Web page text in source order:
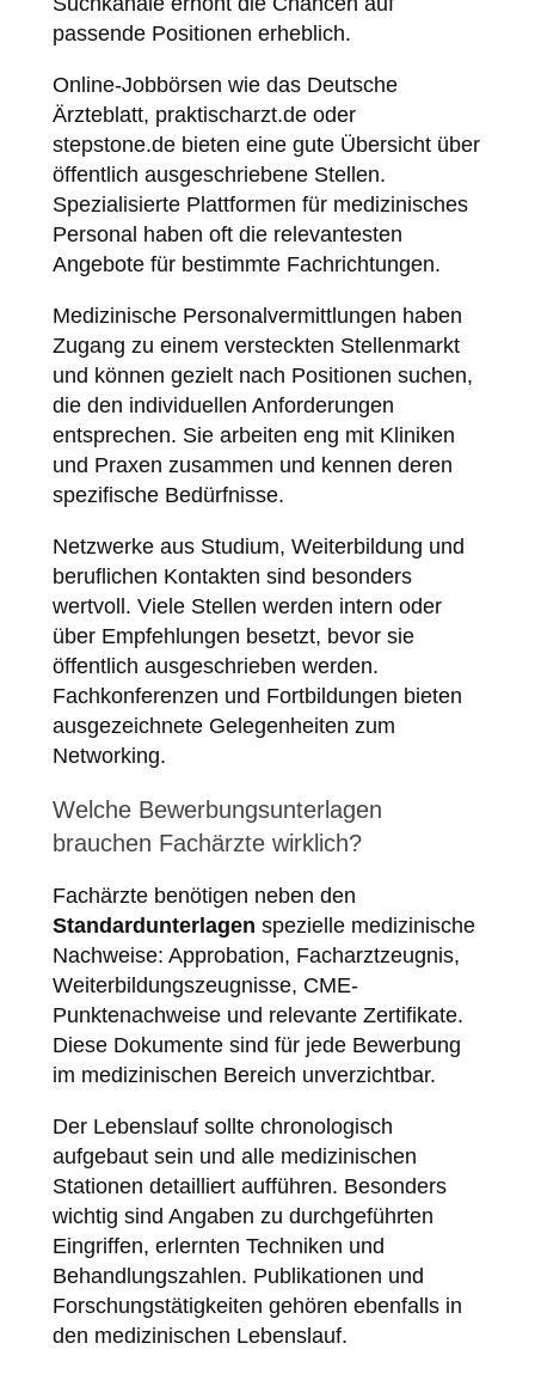
passende Positionen erheblich.
Online-Jobbörsen wie das Deutsche
Ärzteblatt, praktischarzt.de oder
stepstone.de bieten eine gute Übersicht über
öffentlich ausgeschriebene Stellen.
Spezialisierte Plattformen für medizinisches
Personal haben oft die relevantesten
Angebote für bestimmte Fachrichtungen.
Medizinische Personalvermittlungen haben
Zugang zu einem versteckten Stellenmarkt
und können gezielt nach Positionen suchen,
die den individuellen Anforderungen
entsprechen. Sie arbeiten eng mit Kliniken
und Praxen zusammen und kennen deren
spezifische Bedürfnisse.
Netzwerke aus Studium, Weiterbildung und
beruflichen Kontakten sind besonders
wertvoll. Viele Stellen werden intern oder
über Empfehlungen besetzt, bevor sie
öffentlich ausgeschrieben werden.
Fachkonferenzen und Fortbildungen bieten
ausgezeichnete Gelegenheiten zum
Networking.
Welche Bewerbungsunterlagen
brauchen Fachärzte wirklich?
Fachärzte benötigen neben den
Standardunterlagen spezielle medizinische
Nachweise: Approbation, Facharztzeugnis,
Weiterbildungszeugnisse, CME-
Punktenachweise und relevante Zertifikate.
Diese Dokumente sind für jede Bewerbung
im medizinischen Bereich unverzichtbar.
Der Lebenslauf sollte chronologisch
aufgebaut sein und alle medizinischen
Stationen detailliert aufführen. Besonders
wichtig sind Angaben zu durchgeführten
Eingriffen, erlernten Techniken und
Behandlungszahlen. Publikationen und
Forschungstätigkeiten gehören ebenfalls in
den medizinischen Lebenslauf.